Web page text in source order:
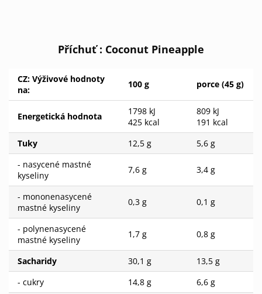
Příchuť : Coconut Pineapple
CZ: Výživové hodnoty
na:
100 g porce (45 g)
Energetická hodnota
1798 kJ
425 kcal
809 kJ
191 kcal
Tuky
12,5 g
5,6 g
- nasycené mastné
kyseliny
7,6 g 3,4 g
- mononenasycené
mastné kyseliny
0,3 g 0,1 g
- polynenasycené
mastné kyseliny
1,7 g 0,8 g
Sacharidy 30,1 g
13,5 g
- cukry
14,8 g
6,6 g